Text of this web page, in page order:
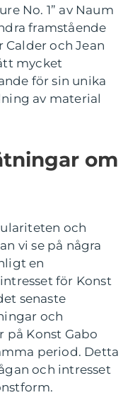
No. 1” av Naum
framstående
Calder och Jean
mycket
för sin unika
av material
om
och
vi se på några
en
för Konst
senaste
och
på Konst Gabo
period. Detta
och intresset